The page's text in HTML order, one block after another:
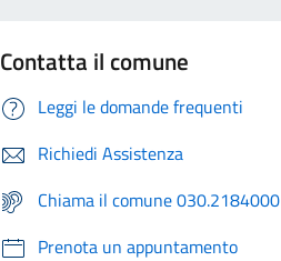
Contatta il comune
Leggi le domande frequenti
Richiedi Assistenza
Chiama il comune 030.2184000
Prenota un appuntamento